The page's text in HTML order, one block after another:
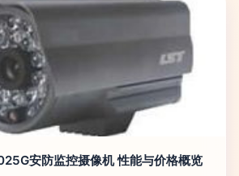
安防监控摄像机 性能与价格概览